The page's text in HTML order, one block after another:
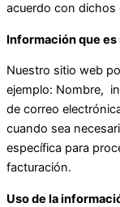
acuerdo con dichos
Información que
Nuestro sitio web
ejemplo: Nombre,
de correo
cuando sea
específica para
facturación.
Uso de la